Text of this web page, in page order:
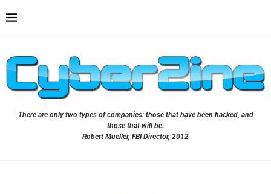
There are only two types of companies: those that have been hacked, and
those that will be.
Robert Mueller, FBI Director, 2012